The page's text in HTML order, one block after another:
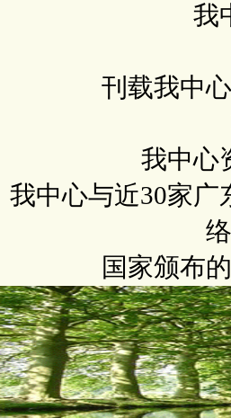
我
刊载我中
我中心
我中心与近30家广
国家颁布